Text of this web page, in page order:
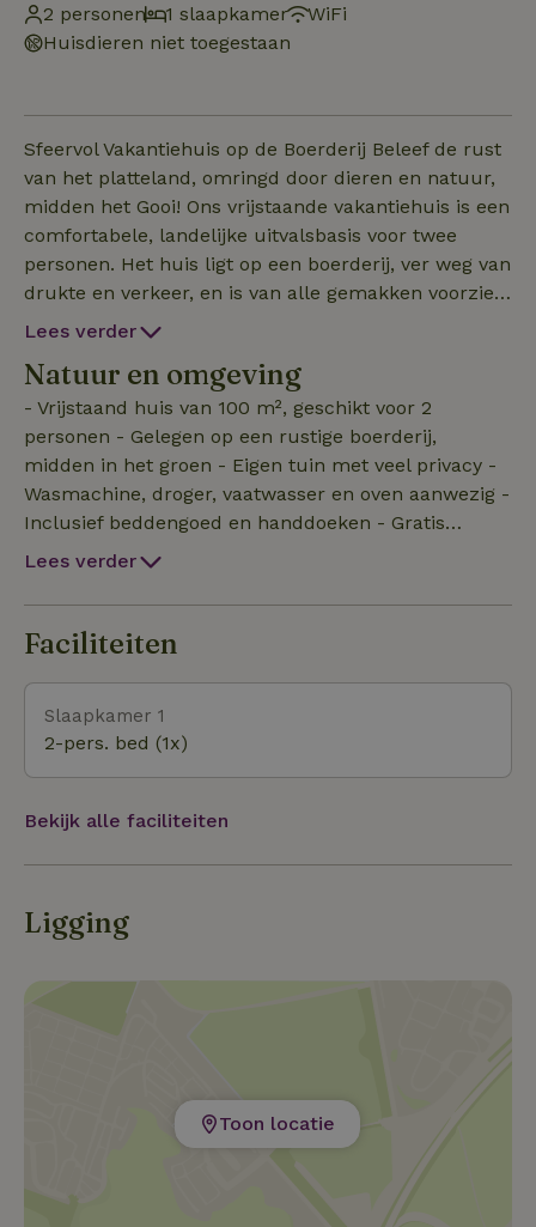
2 personen
1 slaapkamer
WiFi
Huisdieren niet toegestaan
Sfeervol Vakantiehuis op de Boerderij Beleef de rust
van het platteland, omringd door dieren en natuur,
midden het Gooi! Ons vrijstaande vakantiehuis is een
comfortabele, landelijke uitvalsbasis voor twee
personen. Het huis ligt op een boerderij, ver weg van
drukte en verkeer, en is van alle gemakken voorzien.
Met een oppervlakte van 100 m² heeft het huis een
royale slaapkamer en een moderne badkamer.
Buiten geniet je van een grote, besloten tuin ideaal
voor ontbijt in de zon of een goed boek onder de
boom. Hoogtepunten:
Lees verder
Natuur en omgeving
- Vrijstaand huis van 100 m², geschikt voor 2
personen - Gelegen op een rustige boerderij,
midden in het groen - Eigen tuin met veel privacy -
Wasmachine, droger, vaatwasser en oven aanwezig -
Inclusief beddengoed en handdoeken - Gratis
parkeren op eigen terrein - Fietsroutes,
deur Of je nu komt voor ontspanning, wandelen,
fietsen , watersport of een bezoek aan het gezellige
vrij bruist het erf van leven en gezelligheid. dan
biedt de boerderij dagbesteding aan mensen met
een verstandelijke beperking.
Lees verder
Faciliteiten
Slaapkamer 1
2-pers. bed (1x)
Bekijk alle faciliteiten
Ligging
Toon locatie